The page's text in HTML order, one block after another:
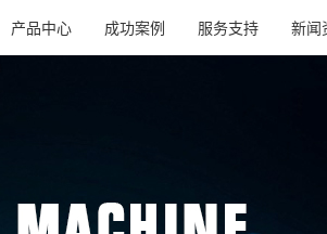
产品中心 成功案例 服务支持 新闻